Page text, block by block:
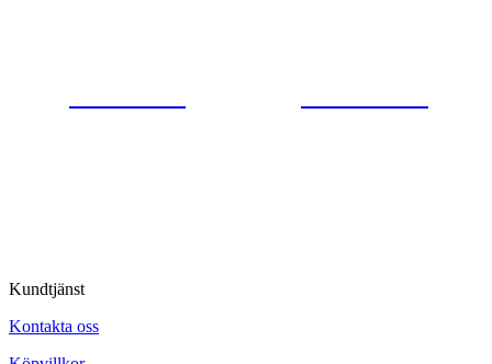
Kundtjänst
Kontakta oss